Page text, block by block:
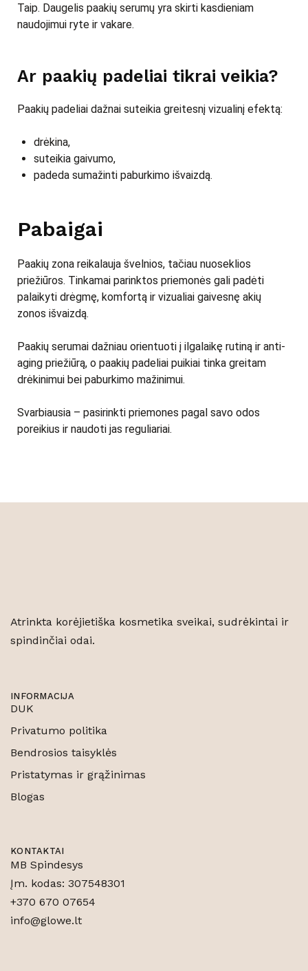
Taip. Daugelis paakių serumų yra skirti kasdieniam
naudojimui ryte ir vakare.
Ar paakių padeliai tikrai veikia?
Paakių padeliai dažnai suteikia greitesnį vizualinį efektą:
drėkina,
suteikia gaivumo,
padeda sumažinti paburkimo išvaizdą.
Pabaigai
Paakių zona reikalauja švelnios, tačiau nuoseklios
priežiūros. Tinkamai parinktos priemonės gali padėti
palaikyti drėgmę, komfortą ir vizualiai gaivesnę akių
zonos išvaizdą.
Paakių serumai dažniau orientuoti į ilgalaikę rutiną ir anti-
aging priežiūrą, o paakių padeliai puikiai tinka greitam
drėkinimui bei paburkimo mažinimui.
Svarbiausia – pasirinkti priemones pagal savo odos
poreikius ir naudoti jas reguliariai.
Atrinkta korėjietiška kosmetika sveikai, sudrėkintai ir
spindinčiai odai.
INFORMACIJA
DUK
Privatumo politika
Bendrosios taisyklės
Pristatymas ir grąžinimas
Blogas
KONTAKTAI
MB Spindesys
Įm. kodas: 307548301
+370 670 07654
info@glowe.lt